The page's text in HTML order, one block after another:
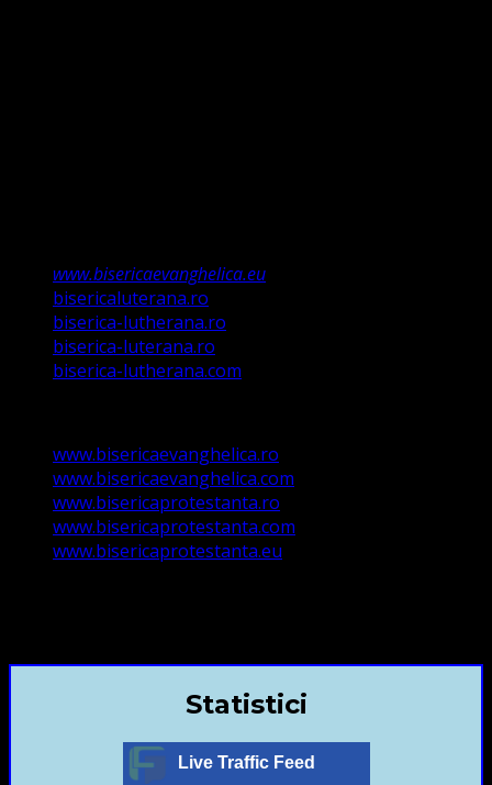
www.bisericaevanghelica.eu
bisericaluterana.ro
biserica-lutherana.ro
biserica-luterana.ro
biserica-lutherana.com
www.bisericaevanghelica.ro
www.bisericaevanghelica.com
www.bisericaprotestanta.ro
www.bisericaprotestanta.com
www.bisericaprotestanta.eu
Statistici
Live Traffic Feed